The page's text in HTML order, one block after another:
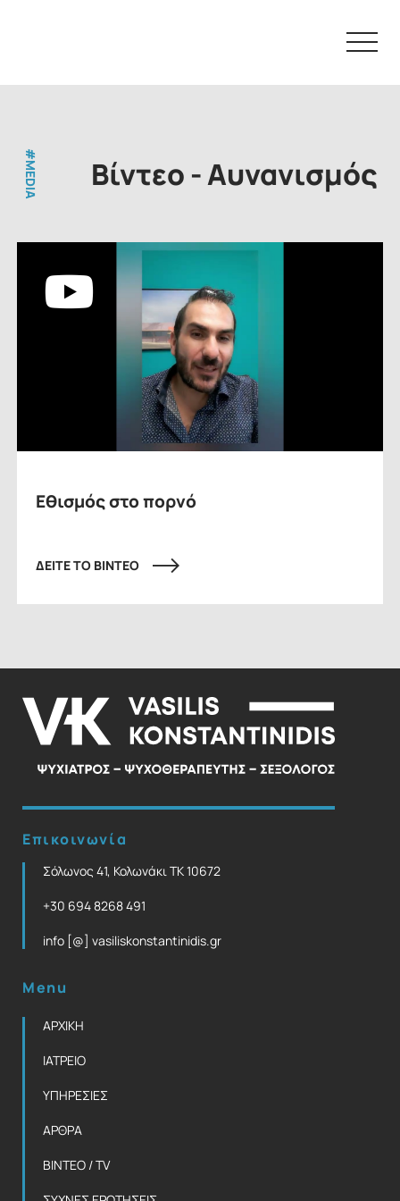
#MEDIA Βίντεο - Αυνανισμός
Εθισμός στο πορνό
ΔΕΙΤΕ ΤΟ ΒΙΝΤΕΟ
Επικοινωνία
Σόλωνος 41, Κολωνάκι ΤΚ 10672
+30 694 8268 491
info [@] vasiliskonstantinidis.gr
Menu
ΑΡΧΙΚΗ
ΙΑΤΡΕΙΟ
ΥΠΗΡΕΣΙΕΣ
ΑΡΘΡΑ
ΒΙΝΤΕΟ / TV